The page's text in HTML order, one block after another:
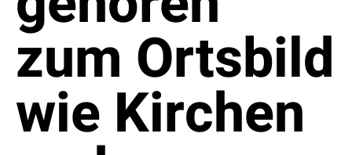
zum Ortsbild
wie Kirchen